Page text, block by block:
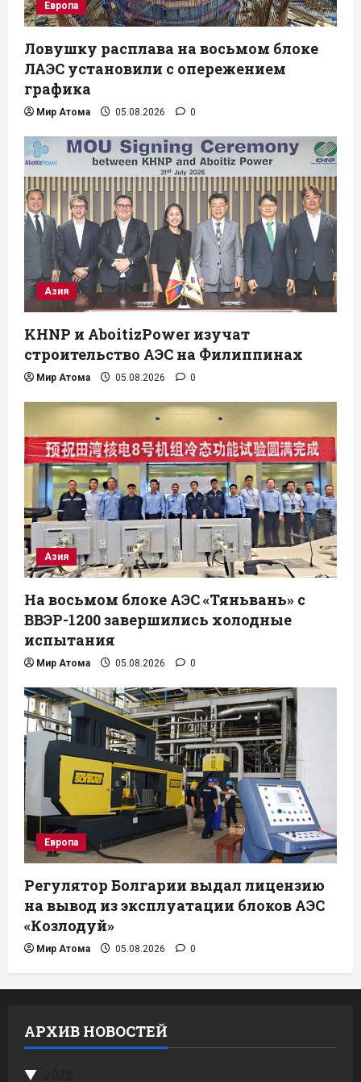
Европа
Ловушку расплава на восьмом блоке
ЛАЭС установили с опережением
графика
Мир Атома 05.08.2026 0
Азия
KHNP и AboitizPower изучат
строительство АЭС на Филиппинах
Мир Атома 05.08.2026 0
Азия
На восьмом блоке АЭС «Тяньвань» с
ВВЭР-1200 завершились холодные
испытания
Мир Атома 05.08.2026 0
Европа
Регулятор Болгарии выдал лицензию
на вывод из эксплуатации блоков АЭС
«Козлодуй»
Мир Атома 05.08.2026 0
АРХИВ НОВОСТЕЙ